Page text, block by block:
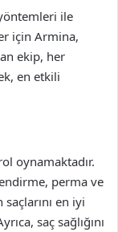
ile
için Armina,
ekip, her
en etkili
oynamaktadır.
perma ve
en iyi
saç sağlığını